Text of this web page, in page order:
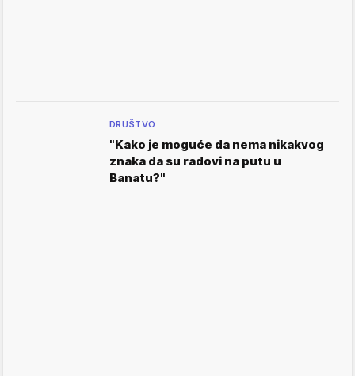
DRUŠTVO
"Kako je moguće da nema nikakvog
znaka da su radovi na putu u
Banatu?"